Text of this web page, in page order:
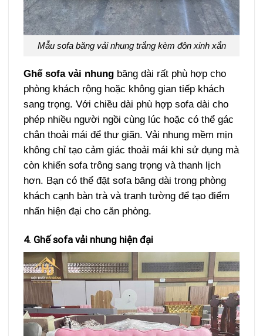
Mẫu sofa băng vải nhung trắng kèm đôn xinh xắn
Ghế sofa vải nhung băng dài rất phù hợp cho
phòng khách rộng hoặc không gian tiếp khách
sang trọng. Với chiều dài phù hợp sofa dài cho
phép nhiều người ngồi cùng lúc hoặc có thể gác
chân thoải mái để thư giãn. Vải nhung mềm mịn
không chỉ tạo cảm giác thoải mái khi sử dụng mà
còn khiến sofa trông sang trọng và thanh lịch
hơn. Bạn có thể đặt sofa băng dài trong phòng
khách cạnh bàn trà và tranh tường để tạo điểm
nhấn hiện đại cho căn phòng.
4. Ghế sofa vải nhung hiện đại